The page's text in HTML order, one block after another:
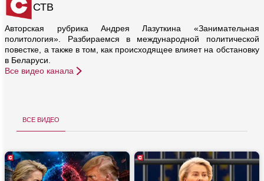
СТВ
Авторская рубрика Андрея Лазуткина «Занимательная
политология». Разбираемся в международной политической
повестке, а также в том, как происходящее влияет на обстановку
в Беларуси.
Все видео канала
все видео